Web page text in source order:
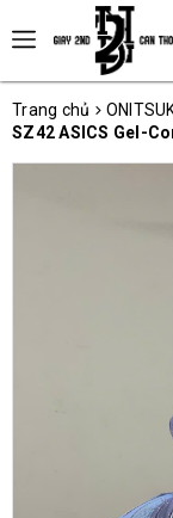
Trang chủ
SZ42 ASICS Gel-